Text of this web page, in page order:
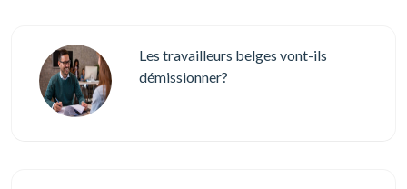
Les travailleurs belges vont-ils
démissionner?